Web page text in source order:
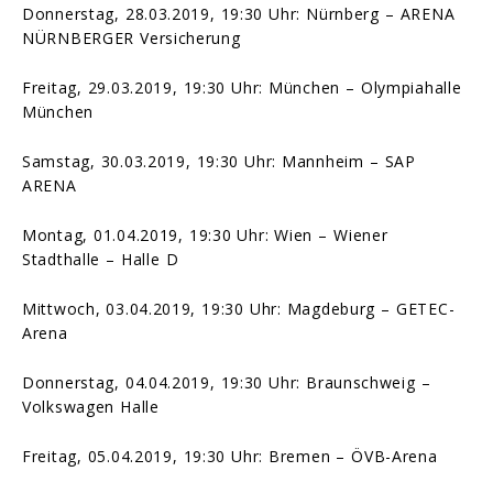
Donnerstag, 28.03.2019, 19:30 Uhr: Nürnberg – ARENA
NÜRNBERGER Versicherung
Freitag, 29.03.2019, 19:30 Uhr: München – Olympiahalle
München
Samstag, 30.03.2019, 19:30 Uhr: Mannheim – SAP
ARENA
Montag, 01.04.2019, 19:30 Uhr: Wien – Wiener
Stadthalle – Halle D
Mittwoch, 03.04.2019, 19:30 Uhr: Magdeburg – GETEC-
Arena
Donnerstag, 04.04.2019, 19:30 Uhr: Braunschweig –
Volkswagen Halle
Freitag, 05.04.2019, 19:30 Uhr: Bremen – ÖVB-Arena